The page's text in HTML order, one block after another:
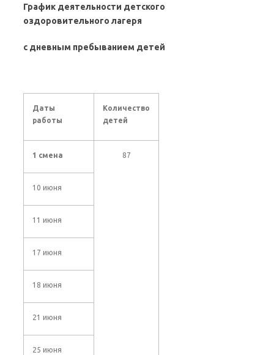
График деятельности детского
оздоровительного лагеря
с дневным пребыванием детей
Даты
работы
Количество
детей
1 смена 87
10 июня
11 июня
17 июня
18 июня
21 июня
25 июня